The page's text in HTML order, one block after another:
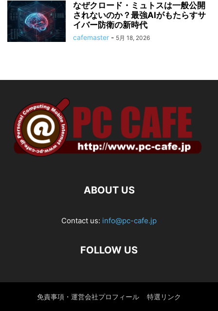
なぜクロード・ミュトスは一般公開
されないのか？最強AIがもたらすサ
イバー防衛の新時代
cafemaster - 5月 18, 2026
ABOUT US
Contact us: info@pc-cafe.jp
FOLLOW US
免責事項・運営会社プロフィール 特選リンク